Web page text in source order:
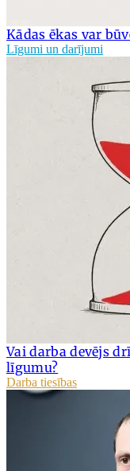
Kādas ēkas var
Līgumi un darījumi
Vai darba devējs
līgumu?
Darba tiesības